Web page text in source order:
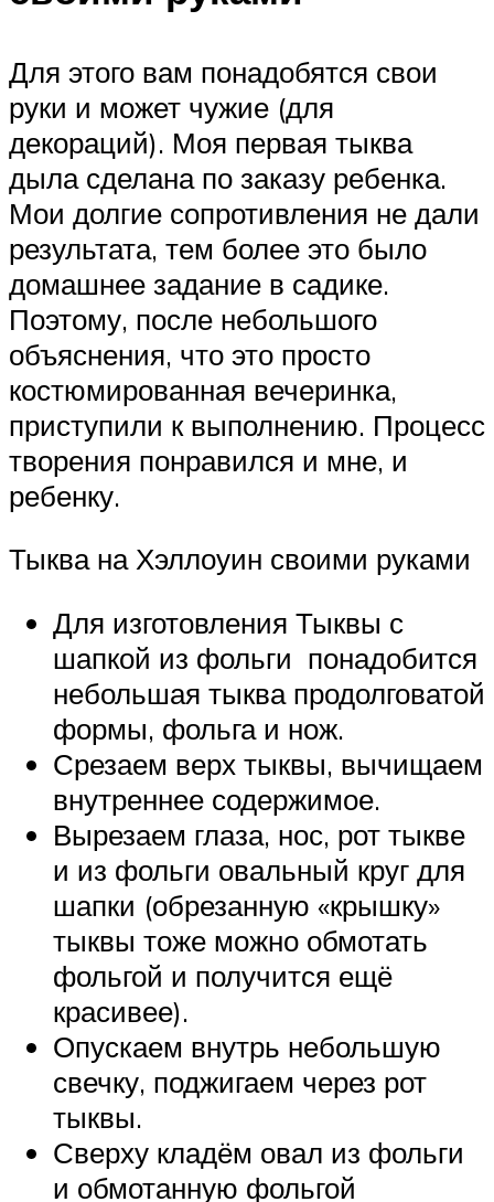
Для этого вам понадобятся свои
руки и может чужие (для
декораций). Моя первая тыква
дыла сделана по заказу ребенка.
Мои долгие сопротивления не дали
результата, тем более это было
домашнее задание в садике.
Поэтому, после небольшого
объяснения, что это просто
костюмированная вечеринка,
приступили к выполнению. Процесс
творения понравился и мне, и
ребенку.
Тыква на Хэллоуин своими руками
Для изготовления Тыквы с
шапкой из фольги понадобится
небольшая тыква продолговатой
формы, фольга и нож.
Срезаем верх тыквы, вычищаем
внутреннее содержимое.
Вырезаем глаза, нос, рот тыкве
и из фольги овальный круг для
шапки (обрезанную «крышку»
тыквы тоже можно обмотать
фольгой и получится ещё
красивее).
Опускаем внутрь небольшую
свечку, поджигаем через рот
тыквы.
Сверху кладём овал из фольги
и обмотанную фольгой